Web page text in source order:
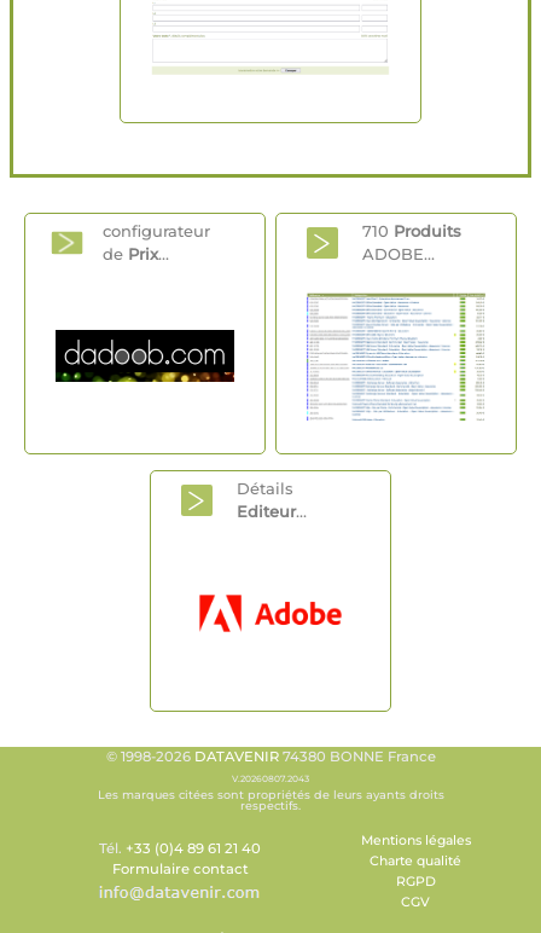
configurateur
de Prix...
710 Produits
ADOBE...
Détails
Editeur...
© 1998-2026 DATAVENIR74380 BONNE France
V.20260807.2043
Les marques citées sont propriétés de leurs ayants droits
respectifs.
Tél. +33 (0)4 89 61 21 40
Formulaire contact
Mentions légales
Charte qualité
RGPD
CGV